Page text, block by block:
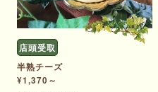
店頭受取
半熟チーズ
¥1,370～